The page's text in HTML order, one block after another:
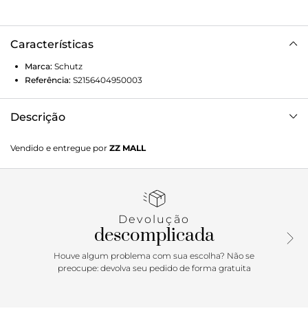
Características
Marca: Schutz
Referência: S2156404950003
Descrição
Metalizada Dourado! Esta peça é a combinação perfeita
entre conforto e glamour, ideal para quem quer brilhar sem
Vendido e entregue por ZZ MALL
Devolução
descomplicada
Houve algum problema com sua escolha? Não se
preocupe: devolva seu pedido de forma gratuita